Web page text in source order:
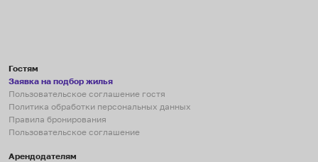
Гостям
Заявка на подбор жилья
Пользовательское соглашение гостя
Политика обработки персональных данных
Правила бронирования
Пользовательское соглашение
Арендодателям